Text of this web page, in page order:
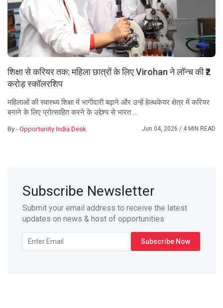
शिक्षा से करियर तक: महिला छात्रों के लिए Virohan ने लॉन्च की ₹2
करोड़ स्कॉलरशिप
महिलाओं की स्वास्थ्य शिक्षा में भागीदारी बढ़ाने और उन्हें हेल्थकेयर क्षेत्र में करियर
बनाने के लिए प्रोत्साहित करने के उद्देश्य से भारत ...
By -Opportunity India Desk Jun 04, 2026 / 4 MIN READ
Subscribe Newsletter
Submit your email address to receive the latest
updates on news & host of opportunities